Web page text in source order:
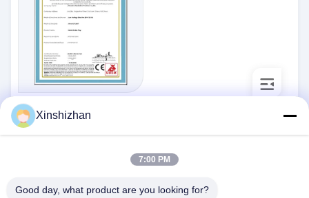
Standar:
Nomor:
Xinshizhan
7:00 PM
Good day, what product are you looking for?